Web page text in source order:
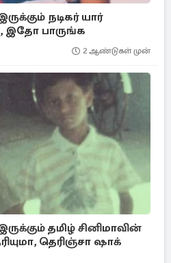
நடிகர் யார்
இதோ பாருங்க
2 ஆண்டுகள் முன்
தமிழ் சினிமாவின்
தெரிஞ்சா ஷாக்